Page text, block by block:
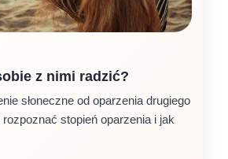
z nimi radzić?
słoneczne od oparzenia drugiego
stopień oparzenia i jak